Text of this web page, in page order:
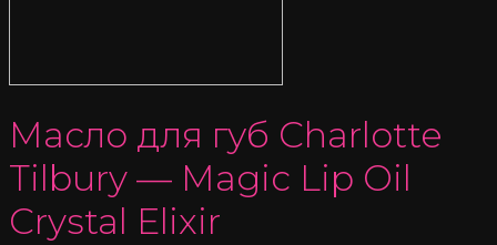
Масло для губ Charlotte
Tilbury — Magic Lip Oil
Crystal Elixir